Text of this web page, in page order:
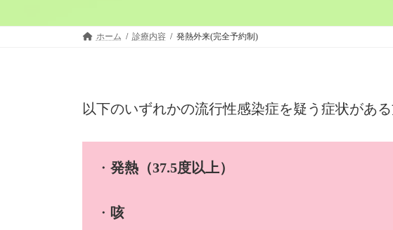
ホーム 診療内容 発熱外来(完全予約制)
以下のいずれかの流行性感染症を疑う症状があ
・ 発熱（37.5度以上）
・ 咳